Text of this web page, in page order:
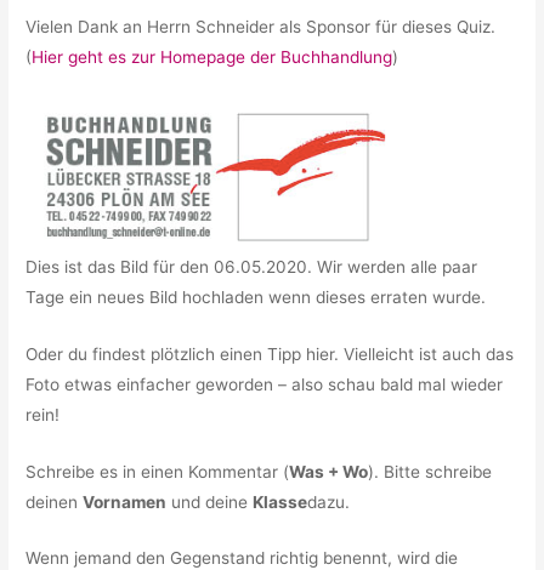
Vielen Dank an Herrn Schneider als Sponsor für dieses Quiz.
(Hier geht es zur Homepage der Buchhandlung)
Dies ist das Bild für den 06.05.2020. Wir werden alle paar
Tage ein neues Bild hochladen wenn dieses erraten wurde.
Oder du findest plötzlich einen Tipp hier. Vielleicht ist auch das
Foto etwas einfacher geworden – also schau bald mal wieder
rein!
Schreibe es in einen Kommentar (Was + Wo). Bitte schreibe
deinenVornamen und deine Klassedazu.
Wenn jemand den Gegenstand richtig benennt, wird die